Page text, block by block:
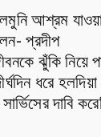
আশ্রম
প্রদীপ
ঝুঁকি নিয়ে
ধরে
দাবি